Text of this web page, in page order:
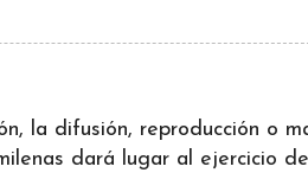
la difusión, reproducción o
dará lugar al ejercicio